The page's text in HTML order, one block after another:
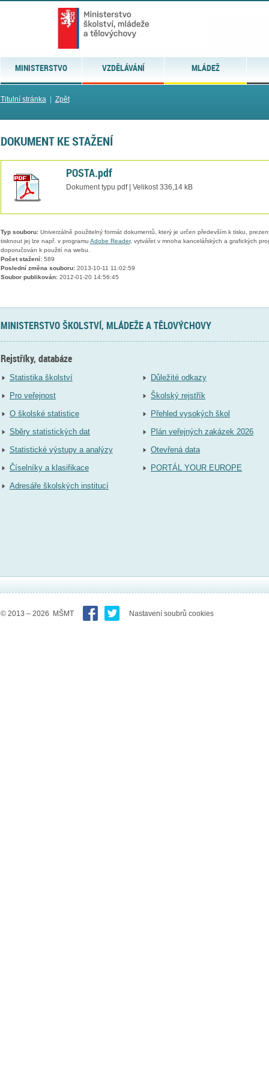
MINISTERSTVO VZDĚLÁVÁNÍ MLÁDEŽ
Titulní stránka| Zpět
DOKUMENT KE STAŽENÍ
POSTA.pdf
Dokument typu pdf | Velikost 336,14 kB
Typ souboru:Univerzálně použitelný formát dokumentů, který je určen především k tisku,
tisknout jej lze např. v programu Adobe Reader, vytvářet v mnoha kancelářských a grafických
doporučován k použití na webu.
Počet stažení:589
Poslední změna souboru:2013-10-11 11:02:59
Soubor publikován:2012-01-20 14:56:45
MINISTERSTVO ŠKOLSTVÍ, MLÁDEŽE A TĚLOVÝCHOVY
Rejstříky, databáze
Statistika školství
Pro veřejnost
O školské statistice
Sběry statistických dat
Statistické výstupy a analýzy
Číselníky a klasifikace
Adresáře školských institucí
Důležité odkazy
Školský rejstřík
Přehled vysokých škol
Plán veřejných zakázek 2026
Otevřená data
PORTÁL YOUR EUROPE
© 2013 – 2026 MŠMT Nastavení soubrů cookies